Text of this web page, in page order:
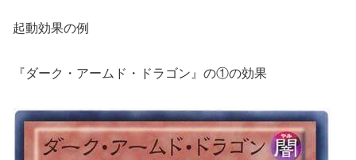
起動効果の例
『ダーク・アームド・ドラゴン』の①の効果